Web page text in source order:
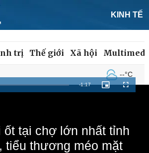
KINH TẾ
trị Thế giới Xã hội
--°C
Tin 24h
Dự báo thời tiết
:
Remaining
-1:17
Picture-
in-
Fullscreen
ốt tại chợ lớn nhất tỉnh
tiểu thương méo mặt